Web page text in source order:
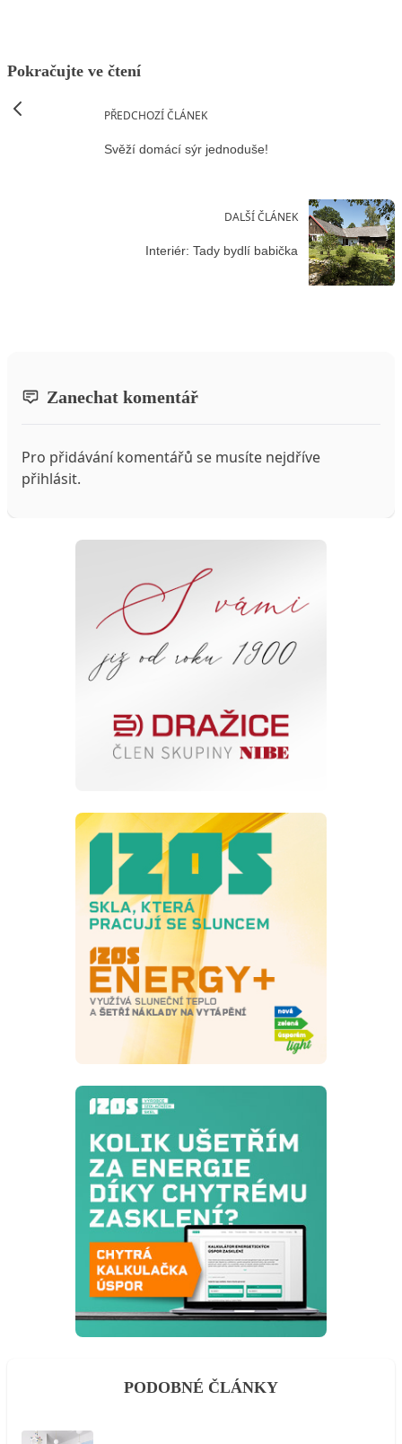
Pokračujte ve čtení
PŘEDCHOZÍ ČLÁNEK
Svěží domácí sýr jednoduše!
DALŠÍ ČLÁNEK
Interiér: Tady bydlí babička
Zanechat komentář
Pro přidávání komentářů se musíte nejdříve
přihlásit.
PODOBNÉ ČLÁNKY